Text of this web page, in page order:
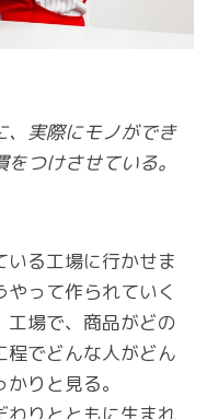
実際にモノができ
つけさせている。
いる工場に行かせま
って作られていく
場で、商品がどの
程でどんな人がどん
りと見る。
わりとともに生まれ